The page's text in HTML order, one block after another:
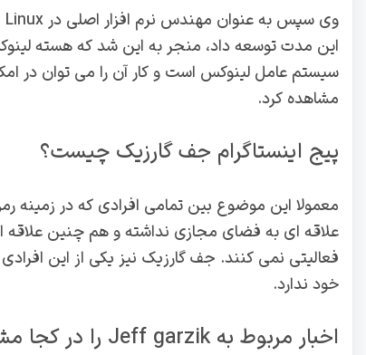
این مدت توسعه داد، منجر به این شد که هسته
سیستم عامل لینوکس است و کار آن را می توان در
مشاهده کرد.
پیج اینستاگرام جف گارزیک چیست؟
معمولا این موضوع بین تمامی افرادی که در زمینه
علاقه ای به فضای مجازی نداشته و هم چنین علاقه
فعالیتی نمی کنند. جف گارزیک نیز یکی از این
خود ندارد.
اخبار مربوط به Jeff garzik را در کجا مشاهده کنیم؟